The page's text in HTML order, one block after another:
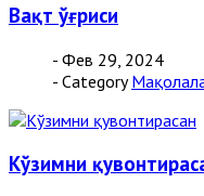
Вақт ўғриси
- Фев 29, 2024
- Category
Кўзимни